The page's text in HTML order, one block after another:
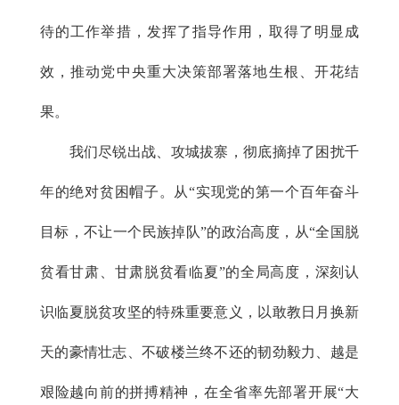
待的工作举措，发挥了指导作用，取得了明显成
效，推动党中央重大决策部署落地生根、开花结
果。
我们尽锐出战、攻城拔寨，彻底摘掉了困扰千
年的绝对贫困帽子。从“实现党的第一个百年奋斗
目标，不让一个民族掉队”的政治高度，从“全国脱
贫看甘肃、甘肃脱贫看临夏”的全局高度，深刻认
识临夏脱贫攻坚的特殊重要意义，以敢教日月换新
天的豪情壮志、不破楼兰终不还的韧劲毅力、越是
艰险越向前的拼搏精神，在全省率先部署开展“大